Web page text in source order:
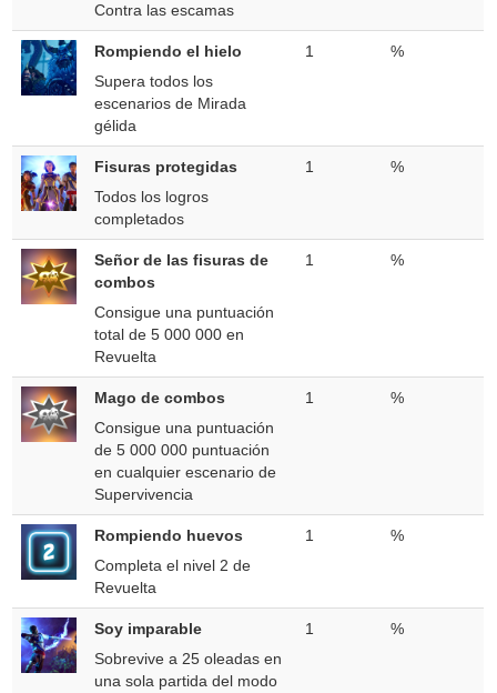
Contra las escamas
Rompiendo el hielo
Supera todos los
escenarios de Mirada
gélida
1 %
Fisuras protegidas
Todos los logros
completados
1 %
Señor de las fisuras de
combos
Consigue una puntuación
total de 5 000 000 en
Revuelta
1 %
Mago de combos
Consigue una puntuación
de 5 000 000 puntuación
en cualquier escenario de
Supervivencia
1 %
Rompiendo huevos
Completa el nivel 2 de
Revuelta
1 %
Soy imparable
Sobrevive a 25 oleadas en
una sola partida del modo
1 %